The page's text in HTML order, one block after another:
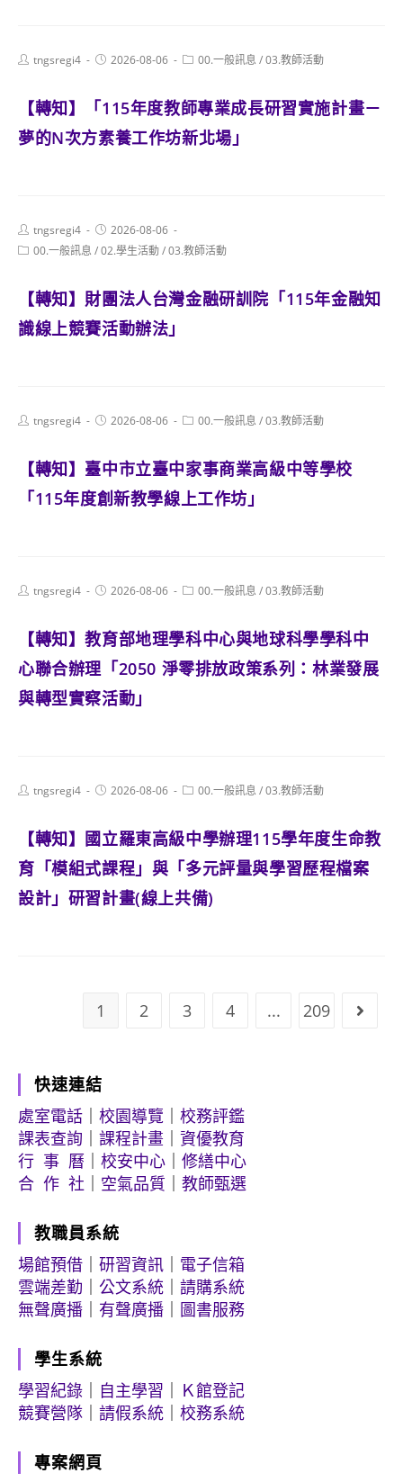
Posttngsregi4
Post2026-08-06
Post00.一般訊息 /03.教師活動
【轉知】「115年度教師專業成長研習實施計畫－
夢的N次方素養工作坊新北場」
Post
author:
tngsregi4
Post
published:
2026-08-06
Post00.一般訊息 /02.學生活動/03.教師活動
【轉知】財團法人台灣金融研訓院「115年金融知
識線上競賽活動辦法」
Posttngsregi4
Post2026-08-06
Post00.一般訊息 /03.教師活動
【轉知】臺中市立臺中家事商業高級中等學校
「115年度創新教學線上工作坊」
Posttngsregi4
Post2026-08-06
Post00.一般訊息 /03.教師活動
【轉知】教育部地理學科中心與地球科學學科中
心聯合辦理「2050 淨零排放政策系列：林業發展
與轉型實察活動」
Posttngsregi4
Post2026-08-06
Post00.一般訊息 /03.教師活動
【轉知】國立羅東高級中學辦理115學年度生命教
育「模組式課程」與「多元評量與學習歷程檔案
設計」研習計畫(線上共備)
1 2 3 4 ... 209 Go to
快速連結
處室電話
校園導覽
校務評鑑
課表查詢
課程計畫
資優教育
行 事 曆
校安中心
修繕中心
合 作 社
空氣品質 教師甄選
教職員系統
場館預借
研習資訊
電子信箱
雲端差勤
公文系統
請購系統
無聲廣播
有聲廣播 圖書服務
學生系統
學習紀錄
自主學習
Ｋ館登記
競賽營隊
請假系統 校務系統
專案網頁